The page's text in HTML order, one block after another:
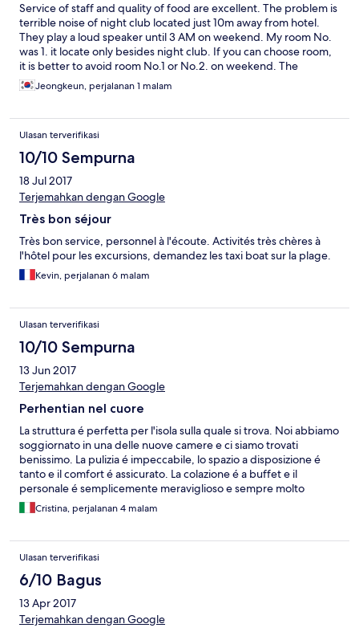
Service of staff and quality of food are excellent. The problem is
terrible noise of night club located just 10m away from hotel.
They play a loud speaker until 3 AM on weekend. My room No.
was 1. it locate only besides night club. If you can choose room,
it is better to avoid room No.1 or No.2. on weekend. The
condition of room was good but some overpriced. If you have to
use wifi at night time, choose room No.1. That room was so noisy
Jeongkeun, perjalanan 1 malam
Ulasan terverifikasi
10/10 Sempurna
18 Jul 2017
Terjemahkan dengan Google
Très bon séjour
Très bon service, personnel à l'écoute. Activités très chères à
l'hôtel pour les excursions, demandez les taxi boat sur la plage.
Kevin, perjalanan 6 malam
Ulasan terverifikasi
10/10 Sempurna
13 Jun 2017
Terjemahkan dengan Google
Perhentian nel cuore
La struttura é perfetta per l'isola sulla quale si trova. Noi abbiamo
soggiornato in una delle nuove camere e ci siamo trovati
benissimo. La pulizia é impeccabile, lo spazio a disposizione é
tanto e il comfort é assicurato. La colazione é a buffet e il
personale é semplicemente meraviglioso e sempre molto
disponibile. La gerenza grazie a Ranieri é altrettanto meravigliosa
:) Noi abbiamo soggiornato ad inizio giugno per 4 notti e ci
sono un incanto in questo periodo, inoltre non abbiamo avuto
problemi di sovraffollamento né in spiaggia né nei vari
ristorantini presenti sulla stessa. Se potessimo ci ritorneremmo
subito domani
Cristina, perjalanan 4 malam
Ulasan terverifikasi
6/10 Bagus
13 Apr 2017
Terjemahkan dengan Google